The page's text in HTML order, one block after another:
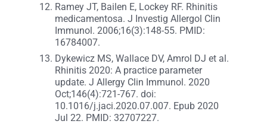
Ramey JT, Bailen E, Lockey RF. Rhinitis
medicamentosa. J Investig Allergol Clin
Immunol. 2006;16(3):148-55. PMID:
16784007.
Dykewicz MS, Wallace DV, Amrol DJ et al.
Rhinitis 2020: A practice parameter
update. J Allergy Clin Immunol. 2020
Oct;146(4):721-767. doi:
10.1016/j.jaci.2020.07.007. Epub 2020
Jul 22. PMID: 32707227.